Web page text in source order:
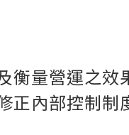
衡量營運之效
正內部控制制